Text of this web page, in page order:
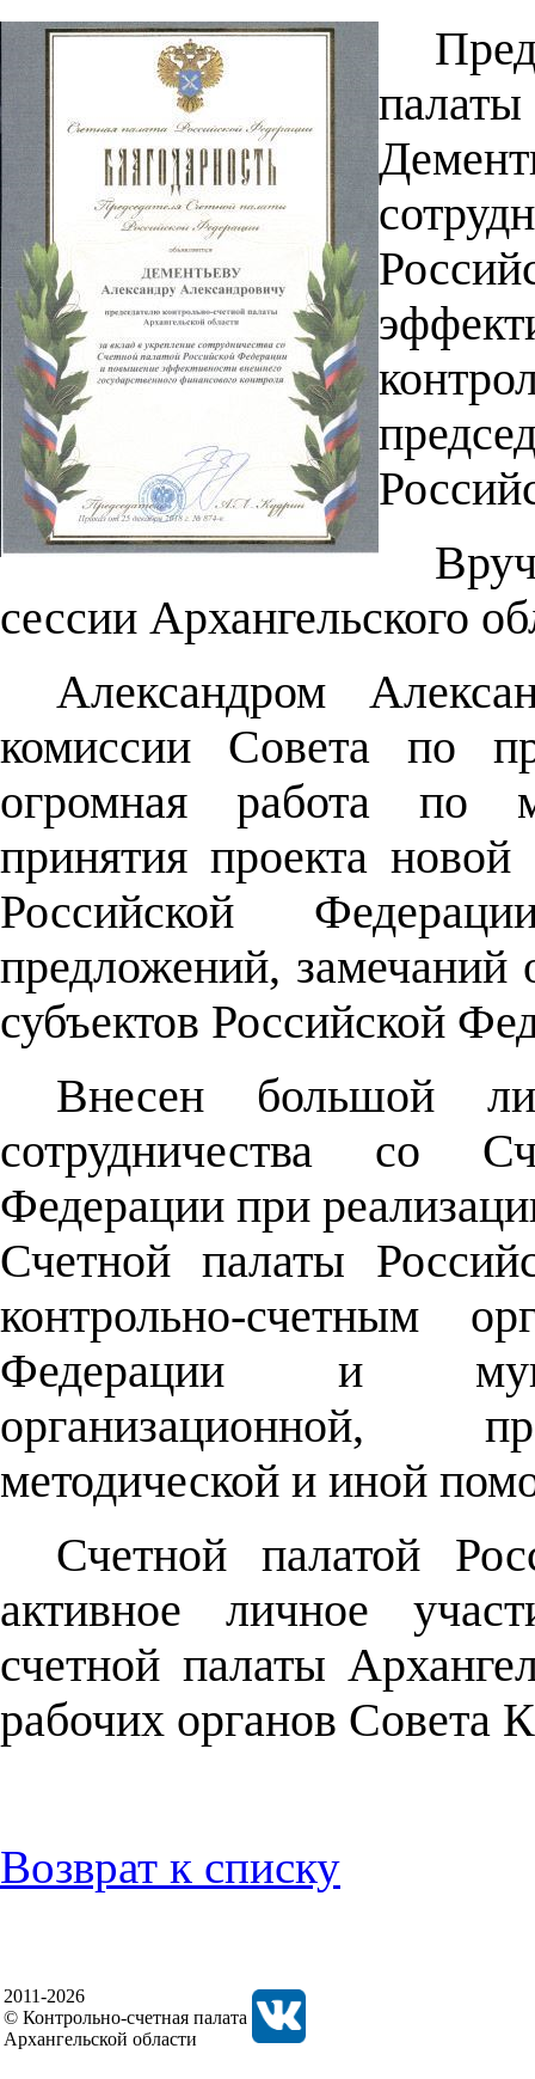
сессии Архангельского
Александром
комиссии Совета по
огромная работа по
принятия проекта
Российской
предложений, замечаний
субъектов Российской
Внесен большой
сотрудничества со
Федерации при
Счетной палаты
контрольно-счетным
Федерации и
организационной,
методической и иной
Счетной палатой
активное личное
счетной палаты
рабочих органов Совета
Возврат к списку
2011-2026
© Контрольно-счетная палата
Архангельской области